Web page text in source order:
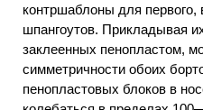
контршаблоны для первого,
шпангоутов. Прикладывая
заклеенных пенопластом,
симметричности обоих
пенопластовых блоков в